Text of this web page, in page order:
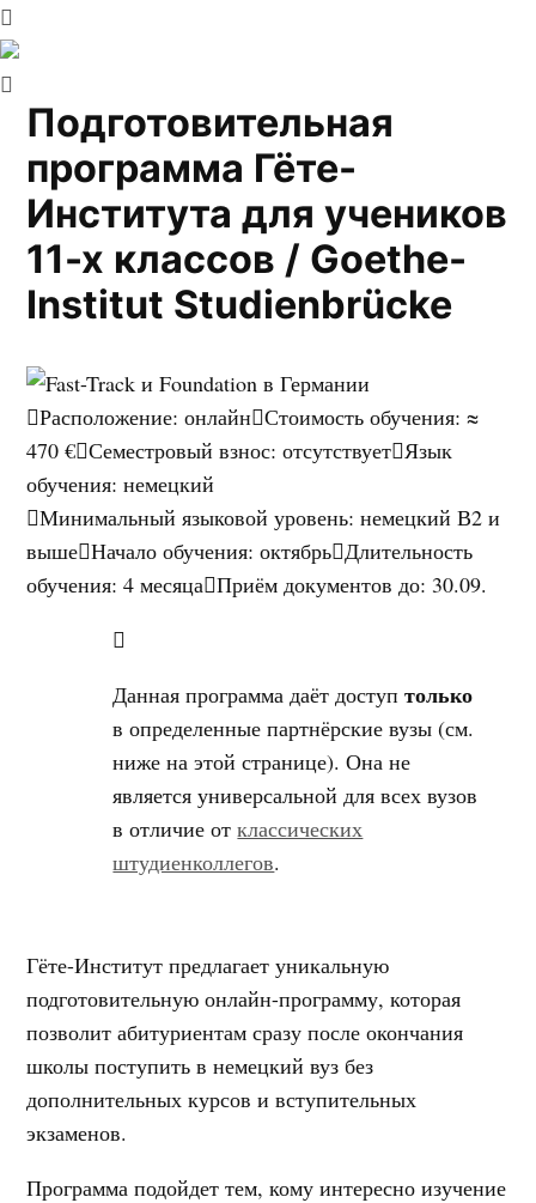
Подготовительная
программа Гёте-
Института для учеников
11-х классов / Goethe-
Institut Studienbrücke
Расположение:онлайн Стоимость обучения:≈
470 € Семестровый взнос:отсутствует Язык
обучения:немецкий
Минимальный языковой уровень:немецкий В2 и
выше Начало обучения:октябрь Длительность
обучения:4 месяца Приём документов до: 30.09.
Данная программа даёт доступтолько
в определенные партнёрские вузы (см.
ниже на этой странице). Она не
является универсальной для всех вузов
в отличие отклассических
штудиенколлегов.
Гёте-Институт предлагает уникальную
подготовительную онлайн-программу, которая
позволит абитуриентам сразу после окончания
школы поступить в немецкий вуз без
дополнительных курсов и вступительных
экзаменов.
Программа подойдет тем, кому интересно изучение